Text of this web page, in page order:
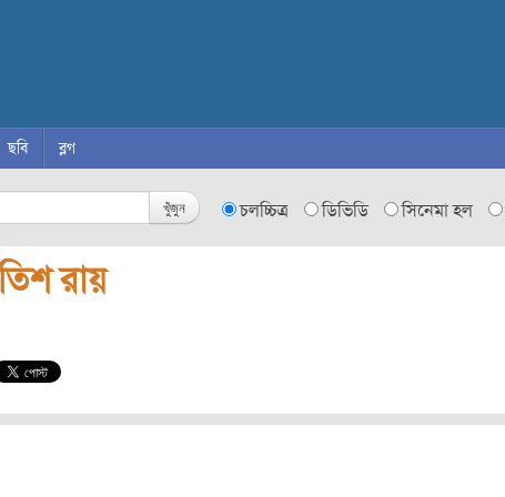
ছবি ব্লগ
খুঁজুন চলচ্চিত্র ডিভিডি সিনেমা হল
রায়